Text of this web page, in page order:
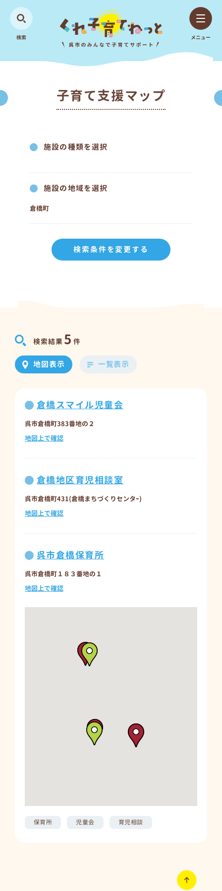
検索 メニュー
子育て支援マップ
施設の種類を選択
施設の地域を選択
倉橋町
検索条件を変更する
検索結果 5 件
地図表示 一覧表示
倉橋スマイル児童会
呉市倉橋町383番地の２
地図上で確認
倉橋地区育児相談室
呉市倉橋町431(倉橋まちづくりセンタｰ)
地図上で確認
呉市倉橋保育所
呉市倉橋町１８３番地の１
地図上で確認
呉市倉橋町7531-1
呉市倉橋町7490番地 明徳小学校内
保育所 児童会 育児相談